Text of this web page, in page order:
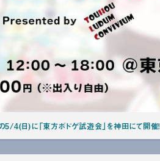
5/4(日)に「東方ボドゲ試遊会」を神田にて開催！